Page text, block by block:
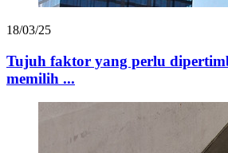
18/03/25
Tujuh faktor yang perlu
memilih ...